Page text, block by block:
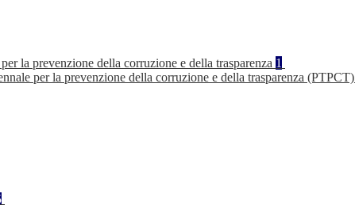
la prevenzione della corruzione e della trasparenza 1
per la prevenzione della corruzione e della trasparenza (PTPCT)